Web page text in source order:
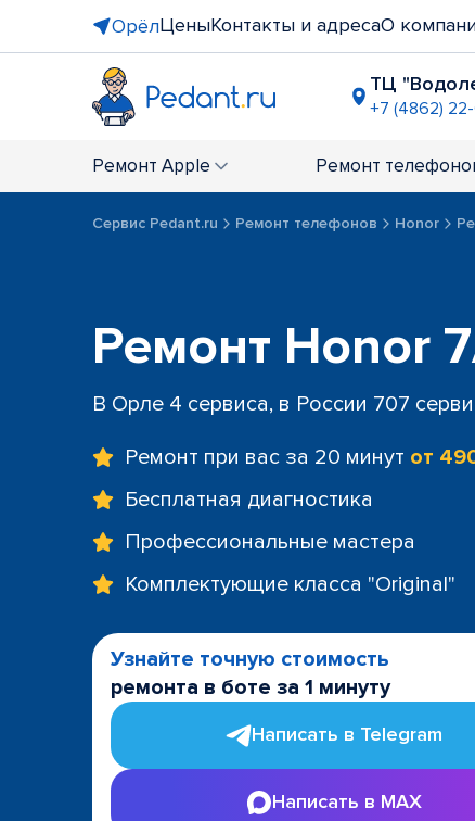
ОрёлЦеныКонтакты и адресаО
ТЦ
+7 (4862)
+7 (4862)
Ремонт Apple Ремонт
Сервис Pedant.ru Ремонт телефонов Honor
Ремонт Honor
В Орле 4 сервиса, в России 707
Ремонт при вас за 20 минут от
Бесплатная диагностика
Профессиональные мастера
Комплектующие класса "Original"
Узнайте точную стоимость
ремонта в боте за 1 минуту
Написать в Telegram
Написать в MAX